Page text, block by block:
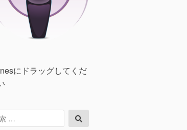
にドラッグしてくだ
索